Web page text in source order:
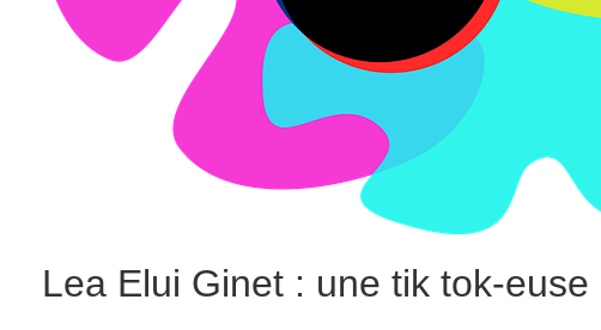
Lea Elui Ginet : une tik tok-